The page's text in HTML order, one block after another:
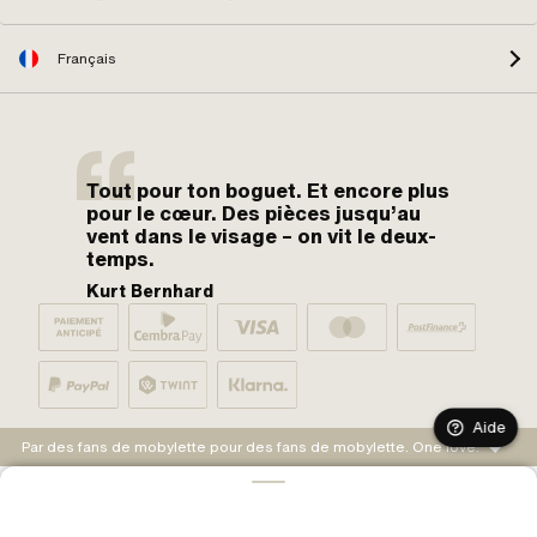
Français
Tout pour ton boguet. Et encore plus
pour le cœur. Des pièces jusqu’au
vent dans le visage – on vit le deux-
temps.
Kurt Bernhard
Par des fans de mobylette pour des fans de mobylette. One love.
Aide